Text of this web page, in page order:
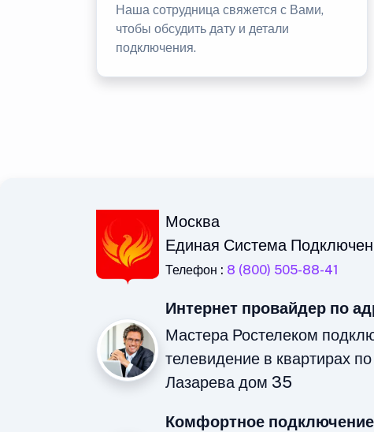
Наша сотрудница свяжется с Вами,
чтобы обсудить дату и детали
подключения.
Москва
Единая Система
Телефон : 8 (800) 505-88-41
Интернет провайдер по
Мастера Ростелеком
телевидение в квартирах
Лазарева дом 35
Комфортное подключение